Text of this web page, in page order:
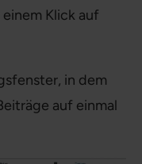
Klick auf
in dem
auf einmal